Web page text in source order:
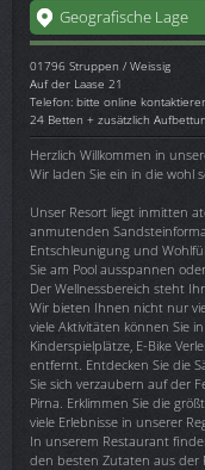
Geografische Lage
01796 Struppen / Weissig
Auf der Laase 21
Telefon: bitte online
24 Betten + zusätzlich
Herzlich Willkommen in
Wir laden Sie ein in die wohl
Unser Resort liegt inmitten
anmutenden
Entschleunigung und
Sie am Pool ausspannen
Der Wellnessbereich steht
Wir bieten Ihnen nicht nur
viele Aktivitäten können Sie
Kinderspielplätze, E-Bike
entfernt. Entdecken Sie die
Sie sich verzaubern auf der
Pirna. Erklimmen Sie die
viele Erlebnisse in unserer
In unserem Restaurant
den besten Zutaten aus der